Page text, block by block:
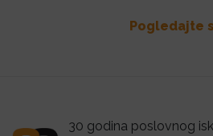
Pogledajte
30 godina poslovnog